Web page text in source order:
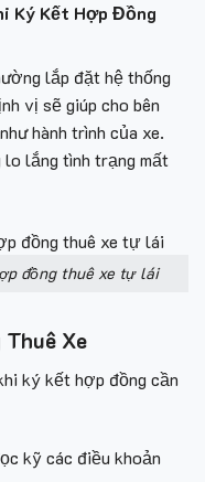
Ký Kết Hợp Đồng
lắp đặt hệ thống
vị sẽ giúp cho bên
hành trình của xe.
lo lắng tình trạng mất
đồng thuê xe tự lái
Xe
ký kết hợp đồng cần
kỹ các điều khoản